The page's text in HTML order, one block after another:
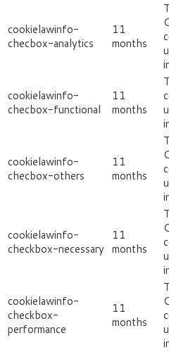
cookielawinfo-
checbox-analytics
11
months
cookielawinfo-
checbox-functional
11
months
cookielawinfo-
checbox-others
11
months
cookielawinfo-
checkbox-necessary
11
months
cookielawinfo-
checkbox-
performance
11
months